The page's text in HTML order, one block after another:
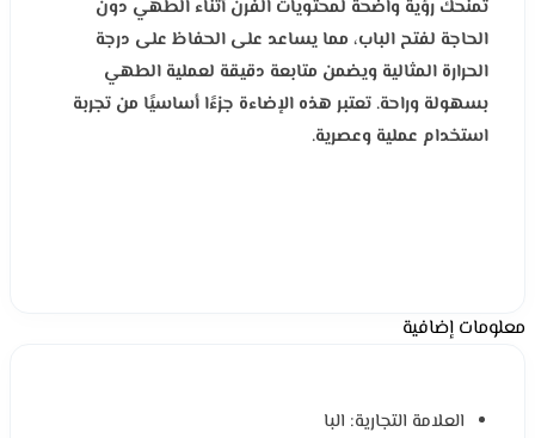
تمنحك رؤية واضحة لمحتويات الفرن أثناء الطهي دون
الحاجة لفتح الباب، مما يساعد على الحفاظ على درجة
الحرارة المثالية ويضمن متابعة دقيقة لعملية الطهي
بسهولة وراحة. تعتبر هذه الإضاءة جزءًا أساسيًا من تجربة
استخدام عملية وعصرية.
معلومات إضافية
العلامة التجارية: البا